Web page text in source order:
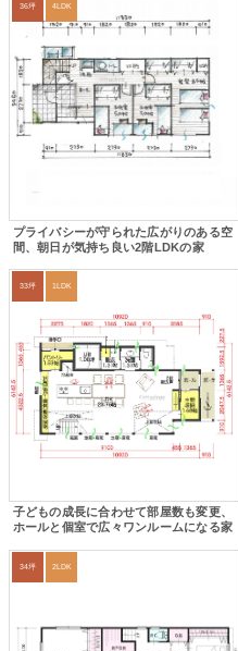
36坪 4LDK
プライバシーが守られた広がりのある空
間、朝日が気持ち良い2階LDKの家
33坪 1LDK
子どもの成長に合わせて部屋数も変更、
ホールと個室で広々ワンルームになる家
34坪 2LDK